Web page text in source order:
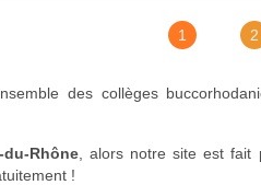
1 2
des collèges
Rhône, alors notre site est fait
!